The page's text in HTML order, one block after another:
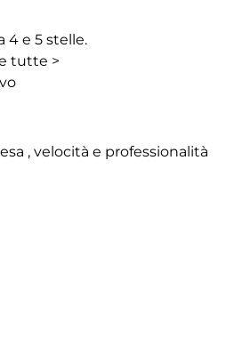
4 e 5 stelle.
tutte >
, velocità e professionalità